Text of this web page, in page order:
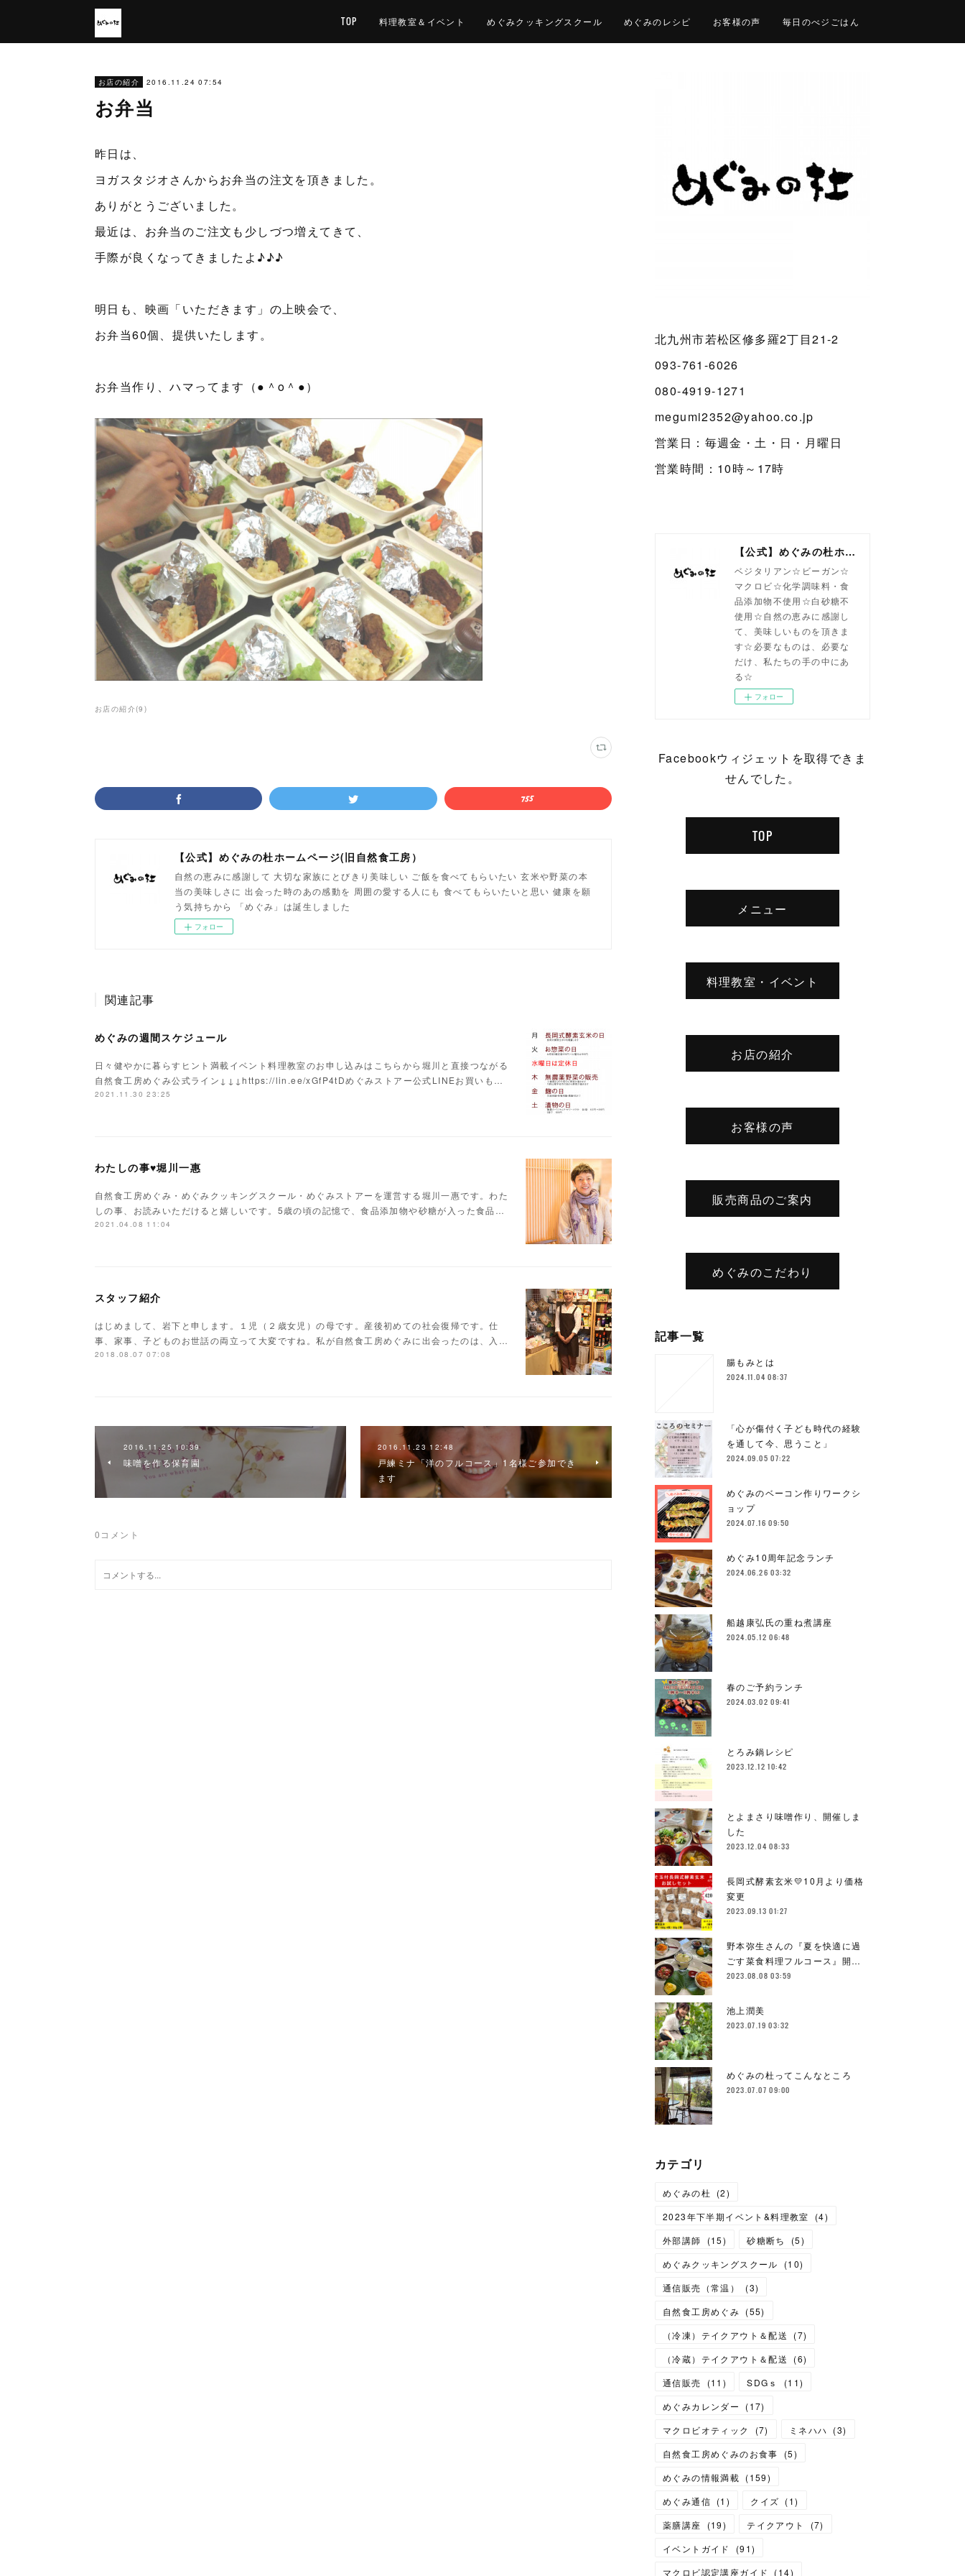
TOP 料理教室＆イベント めぐみクッキングスクール めぐみのレシピ お客様の声 毎日のべジごはん
お店の紹介 2016.11.24 07:54
お弁当
昨日は、
ヨガスタジオさんからお弁当の注文を頂きました。
ありがとうございました。
最近は、お弁当のご注文も少しづつ増えてきて、
手際が良くなってきましたよ♪♪♪
明日も、映画「いただきます」の上映会で、
お弁当60個、提供いたします。
お弁当作り、ハマってます（●＾o＾●）
お店の紹介(9 )
【公式】めぐみの杜ホームページ(旧自然食工房）
自然の恵みに感謝して 大切な家族にとびきり美味しい ご飯を食べてもらいたい 玄米や野菜の本
当の美味しさに 出会った時のあの感動を 周囲の愛する人にも 食べてもらいたいと思い 健康を願
う気持ちから 「めぐみ」は誕生しました
フォロー
関連記事
めぐみの週間スケジュール
日々健やかに暮らすヒント満載イベント料理教室のお申し込みはこちらから堀川と直接つながる
自然食工房めぐみ公式ライン↓↓↓https://lin.ee/xGfP4tDめぐみストアー公式LINEお買いも…
2021.11.30 23:25
わたしの事♥堀川一惠
自然食工房めぐみ・めぐみクッキングスクール・めぐみストアーを運営する堀川一惠です。わた
しの事、お読みいただけると嬉しいです。5歳の頃の記憶で、食品添加物や砂糖が入った食品…
2021.04.08 11:04
スタッフ紹介
はじめまして、岩下と申します。１児（２歳女児）の母です。産後初めての社会復帰です。仕
事、家事、子どものお世話の両立って大変ですね。私が自然食工房めぐみに出会ったのは、入…
2018.08.07 07:08
2016.11.25 10:39
味噌を作る保育園
2016.11.23 12:48
戸練ミナ「洋のフルコース」1名様ご参加でき
ます
0 コメント
北九州市若松区修多羅2丁目21-2
093-761-6026
080-4919-1271
megumi2352@yahoo.co.jp
営業日：毎週金・土・日・月曜日
営業時間：10時～17時
【公式】めぐみの杜ホームページ(旧自然食工房）
ベジタリアン☆ビーガン☆
マクロビ☆化学調味料・食
品添加物不使用☆白砂糖不
使用☆自然の恵みに感謝し
て、美味しいものを頂きま
す☆必要なものは、必要な
だけ、私たちの手の中にあ
る☆
フォロー
Facebookウィジェットを取得できま
せんでした。
TOP
メニュー
料理教室・イベント
お店の紹介
お客様の声
販売商品のご案内
めぐみのこだわり
記事一覧
腸もみとは
2024.11.04 08:37
「心が傷付く子ども時代の経験
を通して今、思うこと」
2024.09.05 07:22
めぐみのベーコン作りワークシ
ョップ
2024.07.16 09:50
めぐみ10周年記念ランチ
2024.06.26 03:32
船越康弘氏の重ね煮講座
2024.05.12 06:48
春のご予約ランチ
2024.03.02 09:41
とろみ鍋レシピ
2023.12.12 10:42
とよまさり味噌作り、開催しま
した
2023.12.04 08:33
長岡式酵素玄米💛10月より価格
変更
2023.09.13 01:27
野本弥生さんの『夏を快適に過
ごす菜食料理フルコース』開…
2023.08.08 03:59
池上潤美
2023.07.19 03:32
めぐみの杜ってこんなところ
2023.07.07 09:00
カテゴリ
めぐみの杜 (2)
2023年下半期イベント&料理教室
(4)
外部講師
(15) 砂糖断ち (5)
めぐみクッキングスクール
(10)
通信販売（常温）
(3)
自然食工房めぐみ (55)
（冷凍）テイクアウト＆配送
(7)
（冷蔵）テイクアウト＆配送
(6)
通信販売
(11 ) SDGｓ (11)
めぐみカレンダー
(17)
マクロビオティック
(7) ミネハハ (3)
自然食工房めぐみのお食事
(5)
めぐみの情報満載 (159)
めぐみ通信 (1 ) クイズ (1)
薬膳講座
(19) テイクアウト (7)
イベントガイド
(91)
マクロビ認定講座ガイド
(14)